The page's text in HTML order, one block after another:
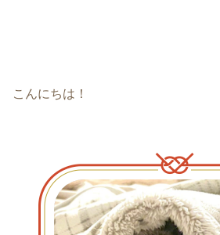
こんにちは！